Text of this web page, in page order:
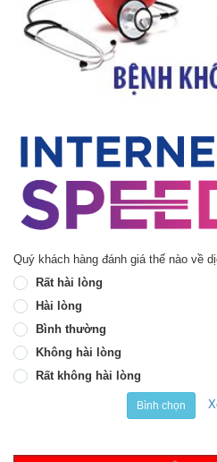
Quý khách hàng đánh giá thế nào về
Rất hài lòng
Hài lòng
Bình thường
Không hài lòng
Rất không hài lòng
Bình chọn